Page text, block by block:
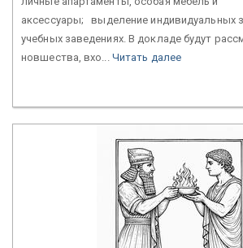
аксессуары; выделение индивидуальных
учебных заведениях. В докладе будут
новшества, вхо... Читать далее